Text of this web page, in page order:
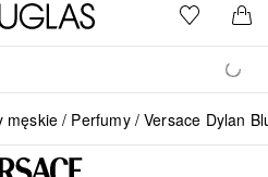
Strona główna Douglas
Do listyDo
męskie Perfumy Versace Dylan